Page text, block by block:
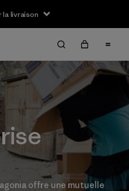
la livraison
offre une mutuelle